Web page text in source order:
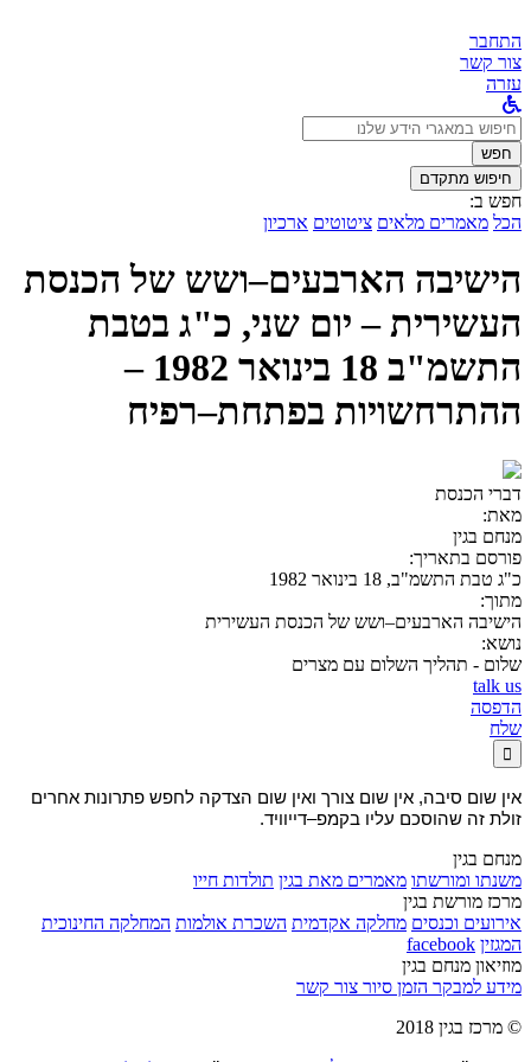
התחבר
צור קשר
עזרה
לחפש
ב:חפש
חיפוש מתקדם
חפש ב:
הכל מאמרים מלאים ציטוטים ארכיון
הישיבה הארבעים–ושש של הכנסת
העשירית – יום שני, כ"ג בטבת
התשמ"ב 18 בינואר 1982 –
ההתרחשויות בפתחת–רפיח
דברי הכנסת
מאת:
מנחם בגין
פורסם בתאריך:
כ"ג טבת התשמ"ב, 18 בינואר 1982
מתוך:
הישיבה הארבעים–ושש של הכנסת העשירית
נושא:
שלום - תהליך השלום עם מצרים
talk us
הדפסה
שלח

אין שום סיבה, אין שום צורך ואין שום הצדקה לחפש פתרונות אחרים
זולת זה שהוסכם עליו בקמפ–דייוויד.
מנחם בגין
משנתו ומורשתו מאמרים מאת בגין תולדות חייו
מרכז מורשת בגין
אירועים וכנסים מחלקה אקדמית השכרת אולמות המחלקה החינוכית
המגזין facebook
מוזיאון מנחם בגין
מידע למבקר הזמן סיור צור קשר
© מרכז בגין 2018